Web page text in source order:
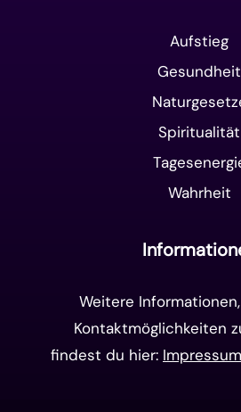
Aufstieg
Gesundheit
Spiritualität
Wahrheit
Weitere
Kontaktmöglichkeiten
findest du hier: Impressum